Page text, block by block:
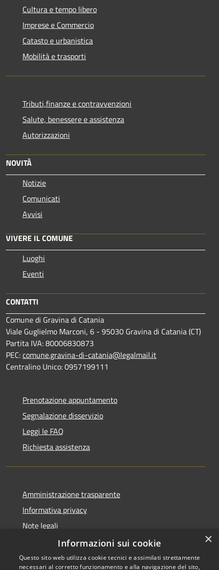
Cultura e tempo libero
Imprese e Commercio
Catasto e urbanistica
Mobilità e trasporti
Tributi,finanze e contravvenzioni
Salute, benessere e assistenza
Autorizzazioni
NOVITÀ
Notizie
Comunicati
Avvisi
VIVERE IL COMUNE
Luoghi
Eventi
CONTATTI
Comune di Gravina di Catania
Viale Guglielmo Marconi, 6 - 95030 Gravina di Catania (CT)
Partita IVA: 80006830873
PEC:comune.gravina-di-catania@legalmail.it
Centralino Unico: 0957199111
Prenotazione appuntamento
Segnalazione disservizio
Leggi le FAQ
Richiesta assistenza
Amministrazione trasparente
Informativa privacy
Note legali
Dichiarazione di accessibilità
×
Informazioni sui cookie
Questo sito web utilizza cookie tecnici e assimilati strettamente
necessari al corretto funzionamento e alla navigazione del sito,